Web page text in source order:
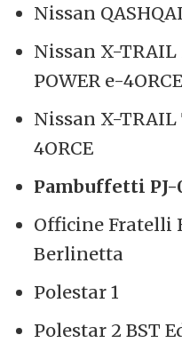
Nissan
Nissan X-TRAIL
POWER e-4ORCE
Nissan X-TRAIL
4ORCE
Pambuffetti PJ-
Officine Fratelli
Berlinetta
Polestar 1
Polestar 2 BST